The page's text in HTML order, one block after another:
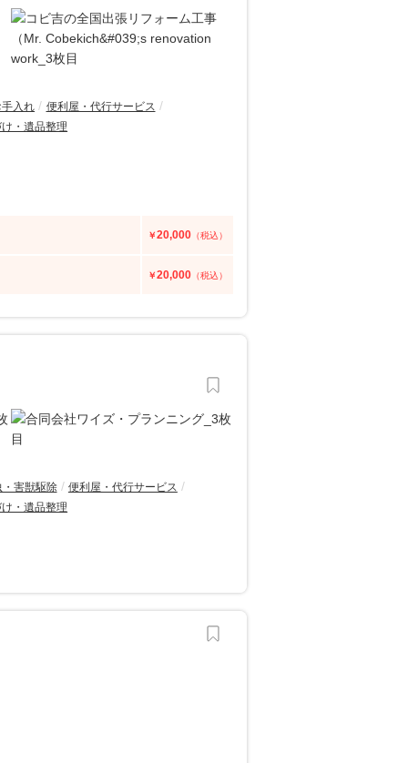
入れ
便利屋・代行サービス
・遺品整理
￥20,000 （税込）
￥20,000 （税込）
・害獣駆除
便利屋・代行サービス
・遺品整理